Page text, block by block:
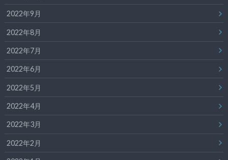
2022年9月
2022年8月
2022年7月
2022年6月
2022年5月
2022年4月
2022年3月
2022年2月